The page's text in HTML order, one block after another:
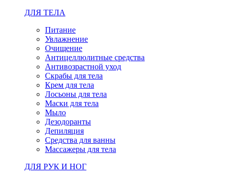
ДЛЯ ТЕЛА
Питание
Увлажнение
Очищение
Антицеллюлитные средства
Антивозрастной уход
Скрабы для тела
Крем для тела
Лосьоны для тела
Маски для тела
Мыло
Дезодоранты
Депиляция
Средства для ванны
Массажеры для тела
ДЛЯ РУК И НОГ